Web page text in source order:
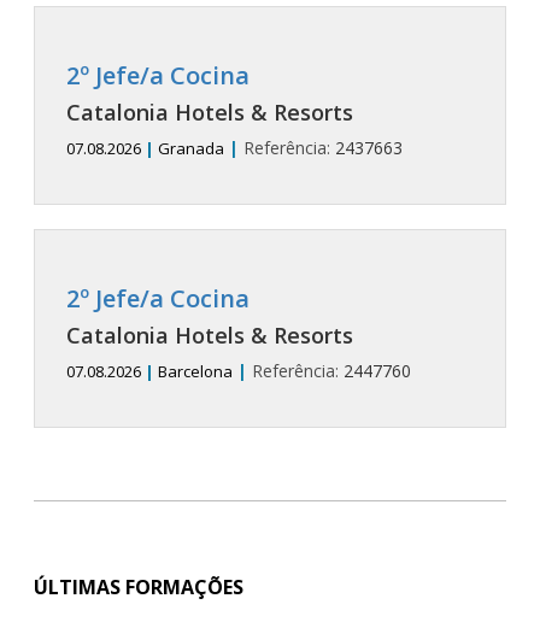
2º Jefe/a Cocina
Catalonia Hotels & Resorts
07.08.2026 | Granada | Referência: 2437663
2º Jefe/a Cocina
Catalonia Hotels & Resorts
07.08.2026 | Barcelona | Referência: 2447760
ÚLTIMAS FORMAÇÕES